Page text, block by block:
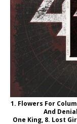
1. Flowers For
And
One King, 8. Lost